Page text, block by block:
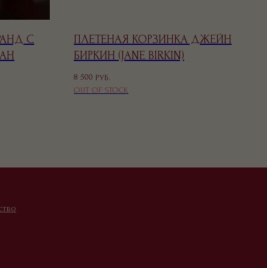
С
ПЛЕТЕНАЯ КОРЗИНКА ДЖЕЙН
БИРКИН (JANE BIRKIN)
8 500 РУБ.
OUT OF STOCK